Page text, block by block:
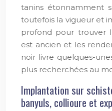
tanins étonnamment
toutefois la vigueur et
profond pour trouver
est ancien et les
noir livre quelques-
plus recherchées au
Implantation sur
banyuls, collioure et